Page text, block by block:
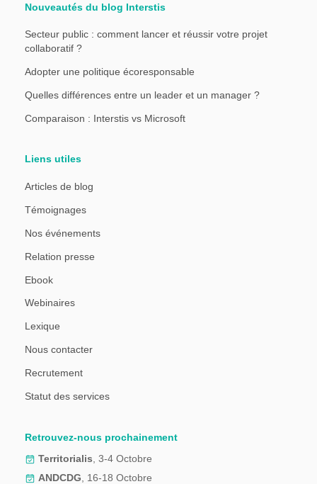
Nouveautés du blog Interstis
Secteur public : comment lancer et réussir votre projet
collaboratif ?
Adopter une politique écoresponsable
Quelles différences entre un leader et un manager ?
Comparaison : Interstis vs Microsoft
Liens utiles
Articles de blog
Témoignages
Nos événements
Relation presse
Ebook
Webinaires
Lexique
Nous contacter
Recrutement
Statut des services
Retrouvez-nous prochainement
Territorialis , 3-4 Octobre
ANDCDG , 16-18 Octobre